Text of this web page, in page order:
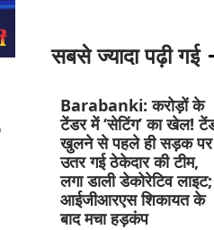
सबसे ज्यादा पढ़ी गई
Barabanki: करोड़ों के
टेंडर में ‘सेटिंग’ का खेल!
खुलने से पहले ही सड़क पर
उतर गई ठेकेदार की टीम,
लगा डाली डेकोरेटिव लाइट;
आईजीआरएस शिकायत के
बाद मचा हड़कंप